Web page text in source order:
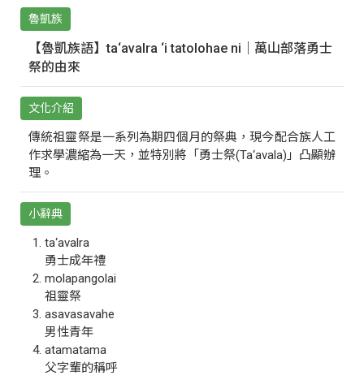
魯凱族
【魯凱族語】ta‘avalra ‘i tatolohae ni｜萬山部落勇士
祭的由來
文化介紹
傳統祖靈祭是一系列為期四個月的祭典，現今配合族人工
作求學濃縮為一天，並特別將「勇士祭(Ta‘avala)」凸顯辦
理。
小辭典
ta‘avalra
勇士成年禮
molapangolai
祖靈祭
asavasavahe
男性青年
atamatama
父字輩的稱呼